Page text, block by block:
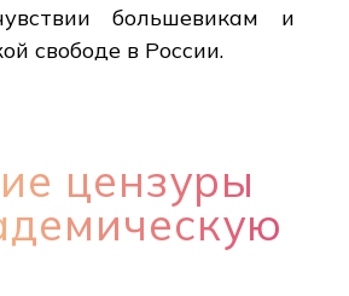
большевикам и
свободе в России.
цензуры